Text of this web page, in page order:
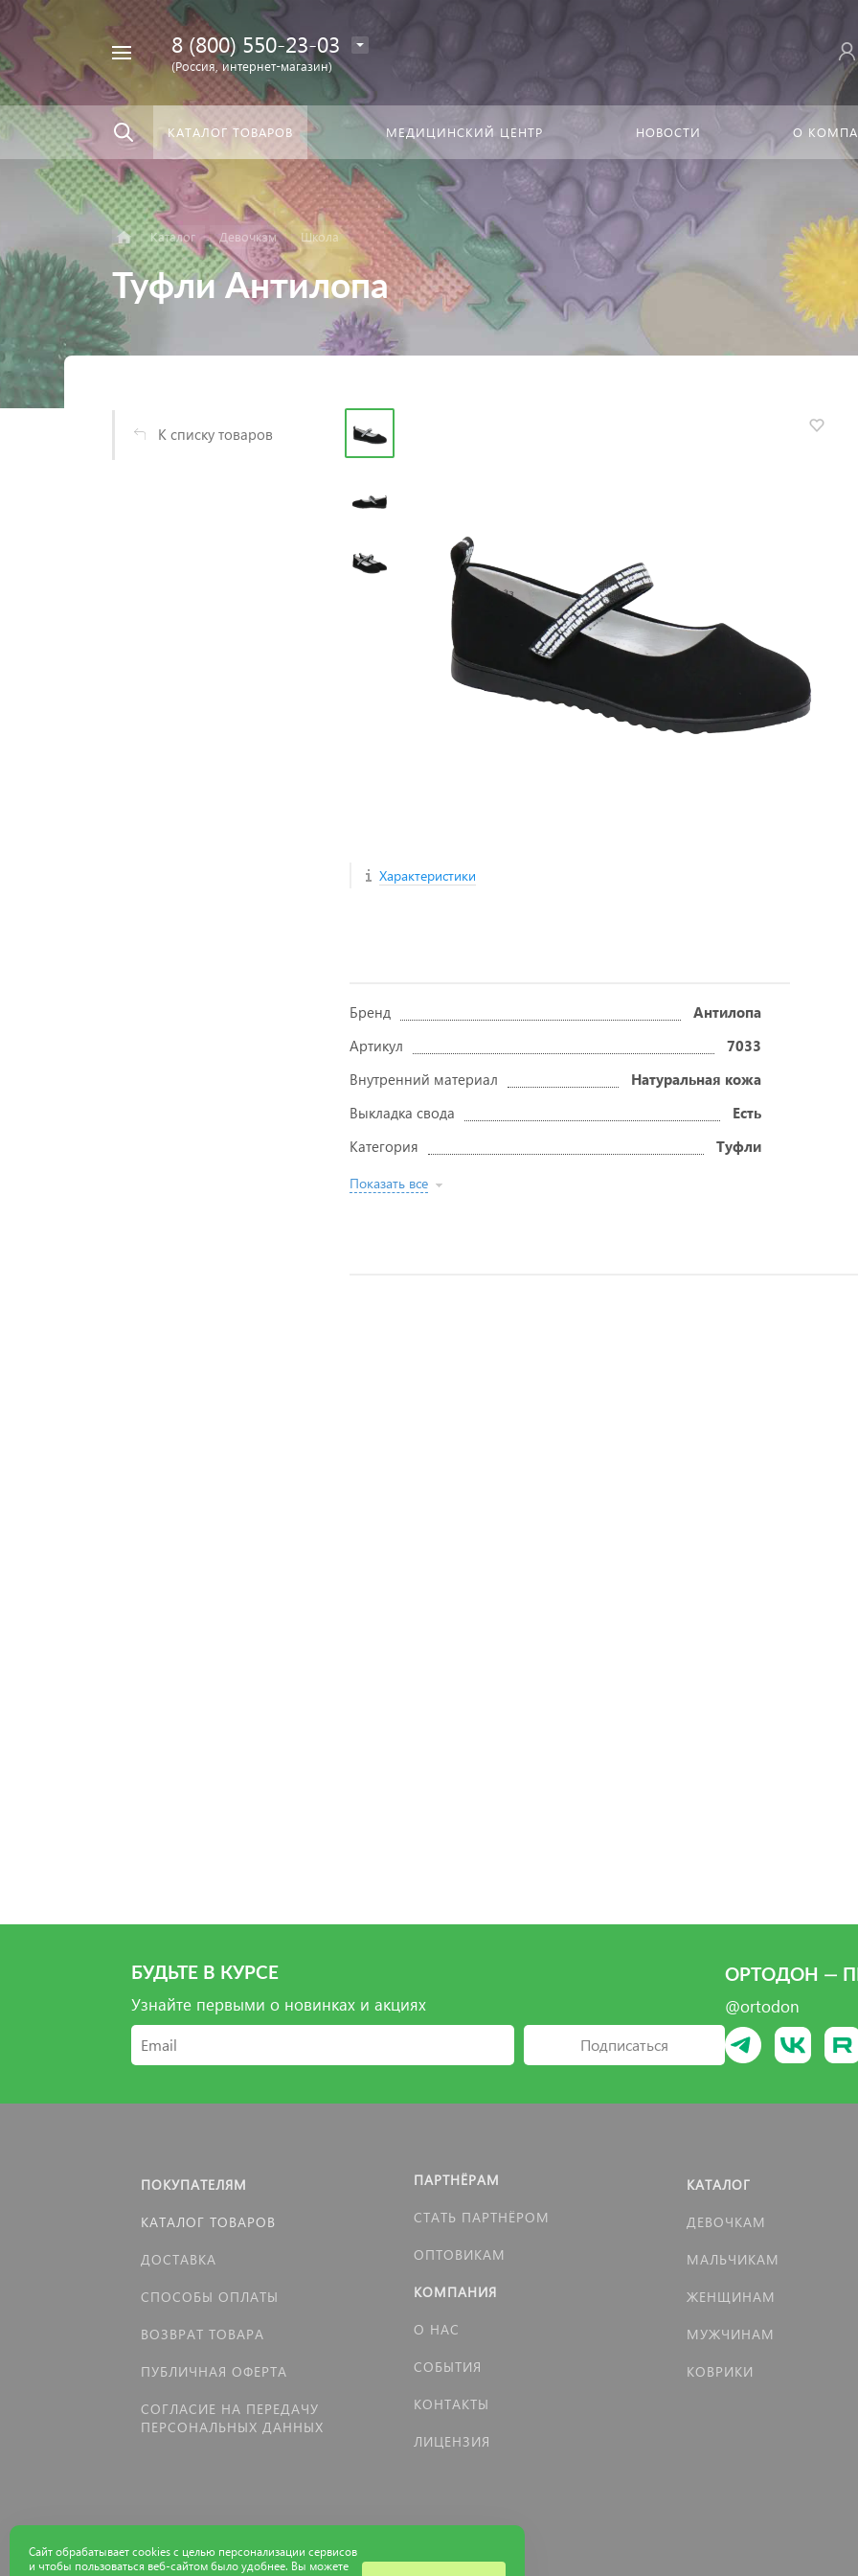
вездеНайти
8 (800) 550-23-03
(Россия, интернет-магазин)
КАТАЛОГ ТОВАРОВ МЕДИЦИНСКИЙ ЦЕНТР НОВОСТИ О
Каталог Девочкам Школа
Туфли Антилопа
К списку товаров
Характеристики
Бренд
Антилопа
Артикул
7033
Внутренний материал
Натуральная кожа
Выкладка свода
Есть
Категория
Туфли
Показать все
БУДЬТЕ В КУРСЕ
Узнайте первыми о новинках и акциях
Подписаться
ОРТОДОН —
@ortodon
ПОКУПАТЕЛЯМ
КАТАЛОГ ТОВАРОВ
ДОСТАВКА
СПОСОБЫ ОПЛАТЫ
ВОЗВРАТ ТОВАРА
ПУБЛИЧНАЯ ОФЕРТА
СОГЛАСИЕ НА ПЕРЕДАЧУ
ПЕРСОНАЛЬНЫХ ДАННЫХ
ПАРТНЁРАМ
СТАТЬ ПАРТНЁРОМ
ОПТОВИКАМ
КОМПАНИЯ
О НАС
СОБЫТИЯ
КОНТАКТЫ
ЛИЦЕНЗИЯ
КАТАЛОГ
ДЕВОЧКАМ
МАЛЬЧИКАМ
ЖЕНЩИНАМ
МУЖЧИНАМ
КОВРИКИ
Сайт обрабатывает cookies с целью персонализации сервисов
и чтобы пользоваться веб-сайтом было удобнее. Вы можете